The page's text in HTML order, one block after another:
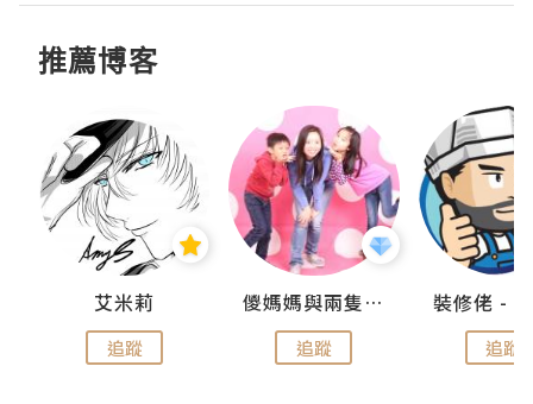
推薦博客
艾米莉
追蹤
儍媽媽與兩隻小魔怪之家
追蹤 追蹤